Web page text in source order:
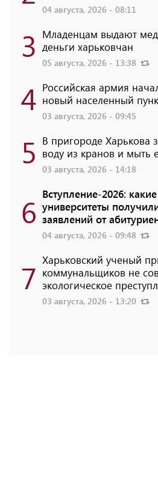
04 августа, 2026 - 08:11
3 Младенцам выдают
деньги харьковчан
05 августа, 2026 - 13:38
4 Российская армия
новый населенный
03 августа, 2026 - 09:45
5 В пригороде Харькова
воду из кранов и мыть
03 августа, 2026 - 14:18
6 Вступление-2026:
университеты
заявлений от
04 августа, 2026 - 09:48
7 Харьковский ученый
коммунальщиков не
экологическое
03 августа, 2026 - 13:20